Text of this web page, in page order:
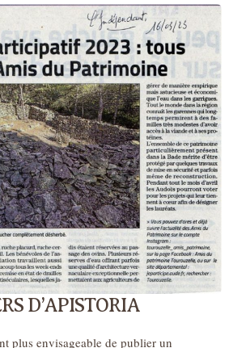
D’APISTORIA
plus envisageable de publier un